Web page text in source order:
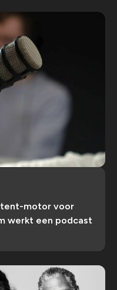
motor voor
werkt een podcast